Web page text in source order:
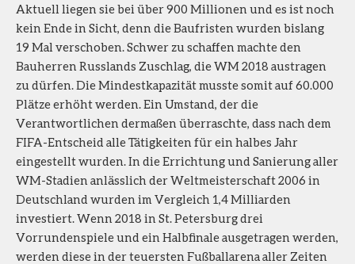
Aktuell liegen sie bei über 900 Millionen und es ist noch
kein Ende in Sicht, denn die Baufristen wurden bislang
19 Mal verschoben. Schwer zu schaffen machte den
Bauherren Russlands Zuschlag, die WM 2018 austragen
zu dürfen. Die Mindestkapazität musste somit auf 60.000
Plätze erhöht werden. Ein Umstand, der die
Verantwortlichen dermaßen überraschte, dass nach dem
FIFA-Entscheid alle Tätigkeiten für ein halbes Jahr
eingestellt wurden. In die Errichtung und Sanierung aller
WM-Stadien anlässlich der Weltmeisterschaft 2006 in
Deutschland wurden im Vergleich 1,4 Milliarden
investiert. Wenn 2018 in St. Petersburg drei
Vorrundenspiele und ein Halbfinale ausgetragen werden,
werden diese in der teuersten Fußballarena aller Zeiten